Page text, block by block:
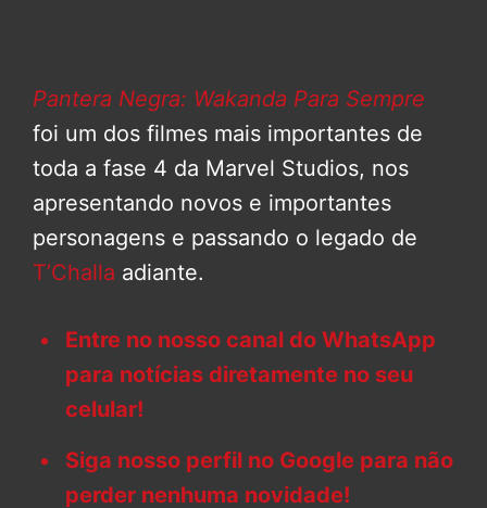
Pantera Negra: Wakanda Para Sempre
foi um dos filmes mais importantes de
toda a fase 4 da Marvel Studios, nos
apresentando novos e importantes
personagens e passando o legado de
T’Challa adiante.
Entre no nosso canal do WhatsApp
para notícias diretamente no seu
celular!
Siga nosso perfil no Google para não
perder nenhuma novidade!